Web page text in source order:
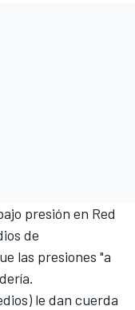
presión en Red
de
las presiones "a
le dan cuerda